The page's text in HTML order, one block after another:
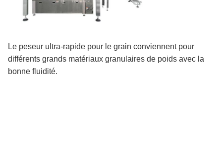
Le peseur ultra-rapide pour le grain conviennent pour
différents grands matériaux granulaires de poids avec la
bonne fluidité.